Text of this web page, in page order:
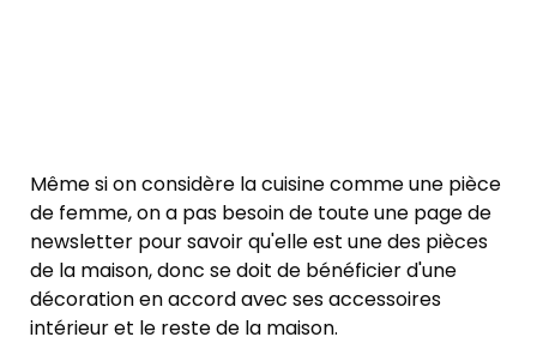
Même si on considère la cuisine comme une pièce
de femme, on a pas besoin de toute une page de
newsletter pour savoir qu'elle est une des pièces
de la maison, donc se doit de bénéficier d'une
décoration en accord avec ses accessoires
intérieur et le reste de la maison.